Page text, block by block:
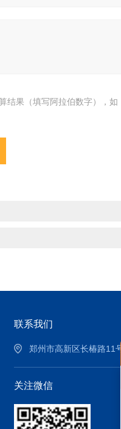
结果（填写阿拉伯数字），如
联系我们
郑州市高新区长椿路11
关注微信